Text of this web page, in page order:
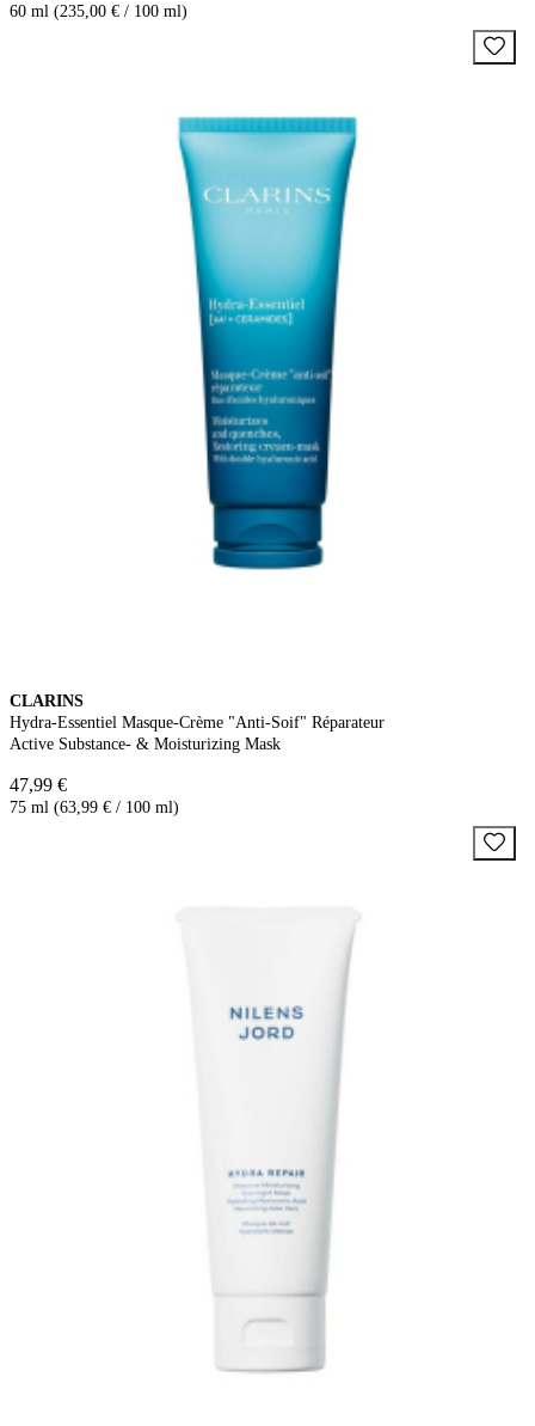
60 ml (235,00 € / 100 ml)
CLARINS
Hydra-Essentiel Masque-Crème "Anti-Soif" Réparateur
Active Substance- & Moisturizing Mask
47,99 €
75 ml (63,99 € / 100 ml)